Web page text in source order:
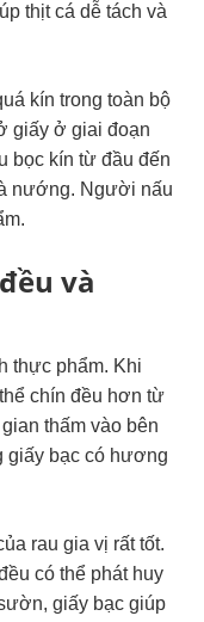
thịt cá dễ tách và
kín trong toàn bộ
giấy ở giai đoạn
bọc kín từ đầu đến
nướng. Người nấu
và
thực phẩm. Khi
chín đều hơn từ
thấm vào bên
giấy bạc có hương
rau gia vị rất tốt.
có thể phát huy
giấy bạc giúp